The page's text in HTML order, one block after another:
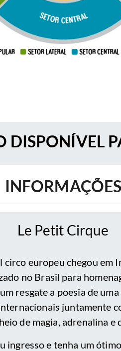
DISPONÍVEL
INFORMAÇÕES
Le Petit Cirque
circo europeu chegou em
no Brasil para
resgate a poesia de
juntamente
de magia, adrenalina
ingresso e tenha um